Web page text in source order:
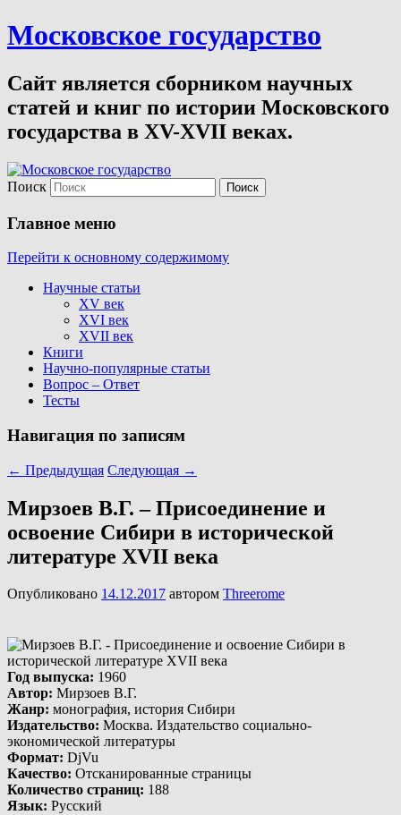
Московское государство
Сайт является сборником научных
статей и книг по истории Московского
государства в XV-XVII веках.
Поиск
Главное меню
Перейти к основному содержимому
Научные статьи
XV век
XVI век
XVII век
Книги
Научно-популярные статьи
Вопрос – Ответ
Тесты
Навигация по записям
← Предыдущая Следующая →
Мирзоев В.Г. – Присоединение и
освоение Сибири в исторической
литературе XVII века
Опубликовано 14.12.2017 автором Threerome
Год выпуска: 1960
Автор: Мирзоев В.Г.
Жанр: монография, история Сибири
Издательство: Москва. Издательство социально-
экономической литературы
Формат: DjVu
Качество: Отсканированные страницы
Количество страниц: 188
Язык: Русский